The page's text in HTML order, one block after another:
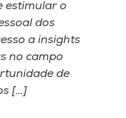
estimular o
dos
a insights
no campo
de
[…]